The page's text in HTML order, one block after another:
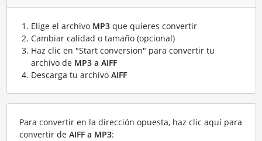
Elige el archivo MP3que quieres convertir
Cambiar calidad o tamaño (opcional)
Haz clic en "Start conversion" para convertir tu
archivo de MP3 a AIFF
Descarga tu archivo AIFF
Para convertir en la dirección opuesta, haz clic aquí para
convertir de AIFF a MP3: